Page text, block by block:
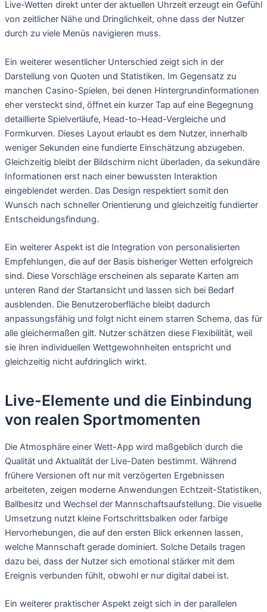
Live-Wetten direkt unter der aktuellen Uhrzeit erzeugt ein Gefühl
von zeitlicher Nähe und Dringlichkeit, ohne dass der Nutzer
durch zu viele Menüs navigieren muss.
Ein weiterer wesentlicher Unterschied zeigt sich in der
Darstellung von Quoten und Statistiken. Im Gegensatz zu
manchen Casino-Spielen, bei denen Hintergrundinformationen
eher versteckt sind, öffnet ein kurzer Tap auf eine Begegnung
detaillierte Spielverläufe, Head-to-Head-Vergleiche und
Formkurven. Dieses Layout erlaubt es dem Nutzer, innerhalb
weniger Sekunden eine fundierte Einschätzung abzugeben.
Gleichzeitig bleibt der Bildschirm nicht überladen, da sekundäre
Informationen erst nach einer bewussten Interaktion
eingeblendet werden. Das Design respektiert somit den
Wunsch nach schneller Orientierung und gleichzeitig fundierter
Entscheidungsfindung.
Ein weiterer Aspekt ist die Integration von personalisierten
Empfehlungen, die auf der Basis bisheriger Wetten erfolgreich
sind. Diese Vorschläge erscheinen als separate Karten am
unteren Rand der Startansicht und lassen sich bei Bedarf
ausblenden. Die Benutzeroberfläche bleibt dadurch
anpassungsfähig und folgt nicht einem starren Schema, das für
alle gleichermaßen gilt. Nutzer schätzen diese Flexibilität, weil
sie ihren individuellen Wettgewohnheiten entspricht und
gleichzeitig nicht aufdringlich wirkt.
Live-Elemente und die Einbindung
von realen Sportmomenten
Die Atmosphäre einer Wett-App wird maßgeblich durch die
Qualität und Aktualität der Live-Daten bestimmt. Während
frühere Versionen oft nur mit verzögerten Ergebnissen
arbeiteten, zeigen moderne Anwendungen Echtzeit-Statistiken,
Ballbesitz und Wechsel der Mannschaftsaufstellung. Die visuelle
Umsetzung nutzt kleine Fortschrittsbalken oder farbige
Hervorhebungen, die auf den ersten Blick erkennen lassen,
welche Mannschaft gerade dominiert. Solche Details tragen
dazu bei, dass der Nutzer sich emotional stärker mit dem
Ereignis verbunden fühlt, obwohl er nur digital dabei ist.
Ein weiterer praktischer Aspekt zeigt sich in der parallelen